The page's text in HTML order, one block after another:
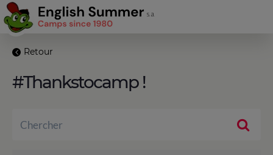
Retour
#Thankstocamp !